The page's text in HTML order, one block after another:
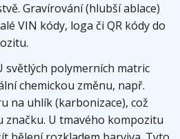
Gravírování (hlubší ablace)
VIN kódy, loga či QR kódy do
světlých polymerních matric
chemickou změnu, např.
na uhlík (karbonizace), což
značku. U tmavého kompozitu